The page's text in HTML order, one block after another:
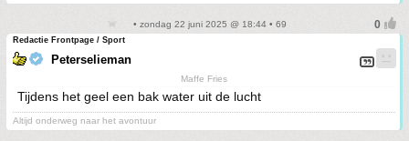
• zondag 22 juni 2025 @ 18:44 • 69
Redactie Frontpage / Sport
Peterselieman
Maffe Fries
Tijdens het geel een bak water uit de lucht
Altijd onderweg naar het avontuur